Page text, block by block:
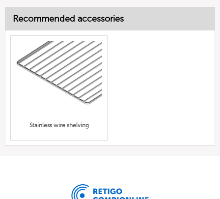
Recommended accessories
Stainless wire shelving